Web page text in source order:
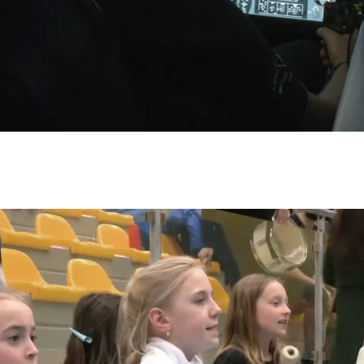
s ní začal Tomáš Baťa v roce 1924. Otevřel zahradu
století otevřel vilu svých rodičů veřejnosti a do
Bati, ale pro obyvatele Zlína i návštěvníky města